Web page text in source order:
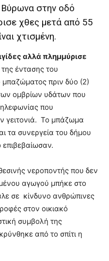
Βύρωνα στην οδό
χθες μετά από 55
χτισμένη.
αλλά πλημμύρισε
έντασης του
πριν δύο (2)
ομβρίων υδάτων που
που
γειτονιά. Το μπάζωμα
τα συνεργεία του δήμου
νεροποντής που δεν
αγωγού μπήκε στο
σε κίνδυνο ανθρώπινες
στον οικιακό
συμβολή της
από το σπίτι η